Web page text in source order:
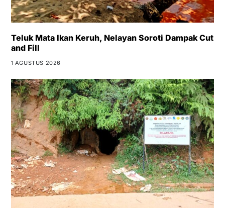
Teluk Mata Ikan Keruh, Nelayan Soroti Dampak Cut
and Fill
1 AGUSTUS 2026